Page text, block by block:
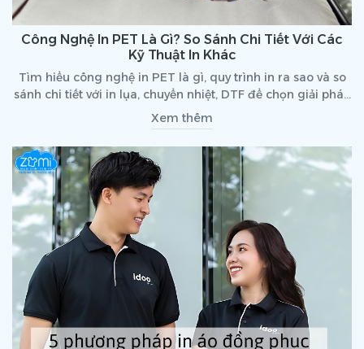
Công Nghệ In PET Là Gì? So Sánh Chi Tiết Với Các
Kỹ Thuật In Khác
Tìm hiểu công nghệ in PET là gì, quy trình in ra sao và so
sánh chi tiết với in lụa, chuyển nhiệt, DTF để chọn giải pháp
in tối ưu nhất.
Xem thêm